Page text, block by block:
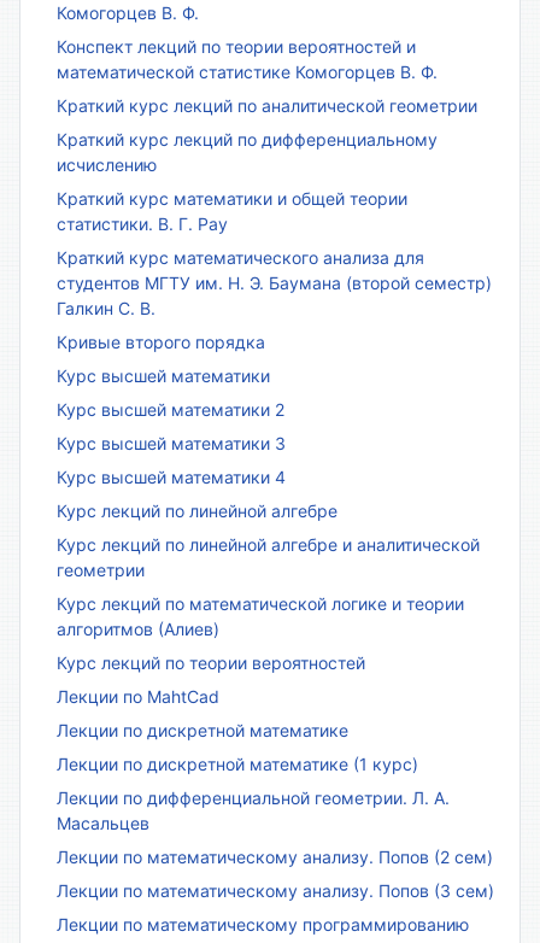
Комогорцев В. Ф.
Конспект лекций по теории вероятностей и
математической статистике Комогорцев В. Ф.
Краткий курс лекций по аналитической геометрии
Краткий курс лекций по дифференциальному
исчислению
Краткий курс математики и общей теории
статистики. В. Г. Рау
Краткий курс математического анализа для
студентов МГТУ им. Н. Э. Баумана (второй семестр)
Галкин С. В.
Кривые второго порядка
Курс высшей математики
Курс высшей математики 2
Курс высшей математики 3
Курс высшей математики 4
Курс лекций по линейной алгебре
Курс лекций по линейной алгебре и аналитической
геометрии
Курс лекций по математической логике и теории
алгоритмов (Алиев)
Курс лекций по теории вероятностей
Лекции по MahtCad
Лекции по дискретной математике
Лекции по дискретной математике (1 курс)
Лекции по дифференциальной геометрии. Л. А.
Масальцев
Лекции по математическому анализу. Попов (2 сем)
Лекции по математическому анализу. Попов (3 сем)
Лекции по математическому программированию